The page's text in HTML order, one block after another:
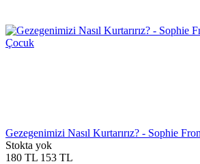
Gezegenimizi Nasıl Kurtarırız? - Sophie
Stokta yok
180 TL 153 TL